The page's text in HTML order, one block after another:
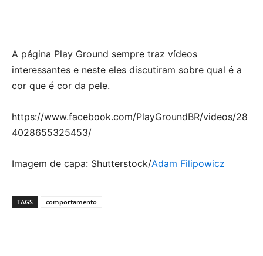
A página Play Ground sempre traz vídeos
interessantes e neste eles discutiram sobre qual é a
cor que é cor da pele.
https://www.facebook.com/PlayGroundBR/videos/28
4028655325453/
Imagem de capa: Shutterstock/Adam Filipowicz
TAGS comportamento